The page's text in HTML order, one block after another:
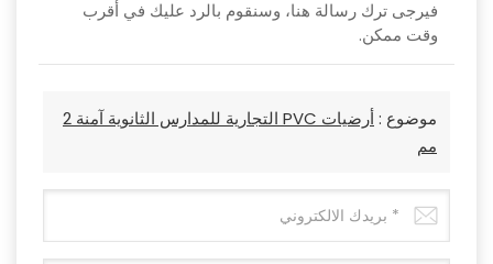
فيرجى ترك رسالة هنا، وسنقوم بالرد عليك في أقرب
وقت ممكن.
موضوع :
أرضيات PVC التجارية للمدارس الثانوية آمنة 2
مم